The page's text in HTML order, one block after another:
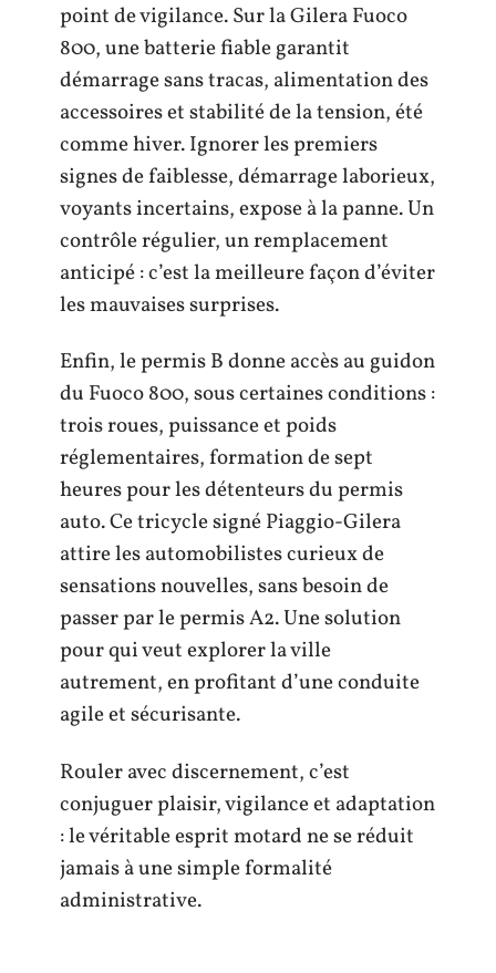
point de vigilance. Sur la Gilera Fuoco
800, une batterie fiable garantit
démarrage sans tracas, alimentation des
accessoires et stabilité de la tension, été
comme hiver. Ignorer les premiers
signes de faiblesse, démarrage laborieux,
voyants incertains, expose à la panne. Un
contrôle régulier, un remplacement
anticipé : c’est la meilleure façon d’éviter
les mauvaises surprises.
Enfin, le permis B donne accès au guidon
du Fuoco 800, sous certaines conditions :
trois roues, puissance et poids
réglementaires, formation de sept
heures pour les détenteurs du permis
auto. Ce tricycle signé Piaggio-Gilera
attire les automobilistes curieux de
sensations nouvelles, sans besoin de
passer par le permis A2. Une solution
pour qui veut explorer la ville
autrement, en profitant d’une conduite
agile et sécurisante.
Rouler avec discernement, c’est
conjuguer plaisir, vigilance et adaptation
: le véritable esprit motard ne se réduit
jamais à une simple formalité
administrative.